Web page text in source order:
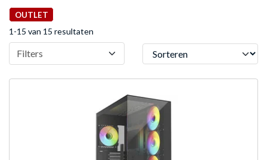
OUTLET
1-15 van 15 resultaten
Filters Sorteren